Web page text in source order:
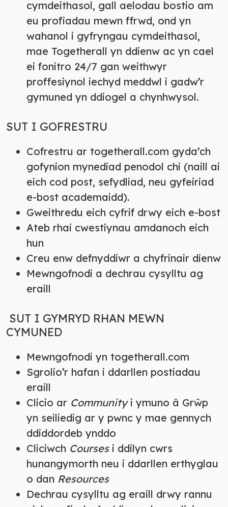
cymdeithasol, gall aelodau bostio am
eu profiadau mewn ffrwd, ond yn
wahanol i gyfryngau cymdeithasol,
mae Togetherall yn ddienw ac yn cael
ei fonitro 24/7 gan weithwyr
proffesiynol iechyd meddwl i gadw’r
gymuned yn ddiogel a chynhwysol.
SUT I GOFRESTRU
Cofrestru ar togetherall.com gyda’ch
gofynion mynediad penodol chi (naill ai
eich cod post, sefydliad, neu gyfeiriad
e-bost academaidd).
Gweithredu eich cyfrif drwy eich e-bost
Ateb rhai cwestiynau amdanoch eich
hun
Creu enw defnyddiwr a chyfrinair dienw
Mewngofnodi a dechrau cysylltu ag
eraill
SUT I GYMRYD RHAN MEWN
CYMUNED
Mewngofnodi yn togetherall.com
Sgrolio’r hafan i ddarllen postiadau
eraill
Clicio ar Communityi ymuno â Grŵp
yn seiliedig ar y pwnc y mae gennych
ddiddordeb ynddo
Cliciwch Coursesi ddilyn cwrs
hunangymorth neu i ddarllen erthyglau
o dan Resources
Dechrau cysylltu ag eraill drwy rannu